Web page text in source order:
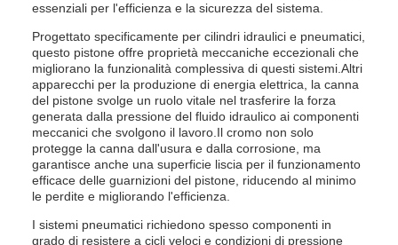
essenziali per l'efficienza e la sicurezza del sistema.
Progettato specificamente per cilindri idraulici e pneumatici,
questo pistone offre proprietà meccaniche eccezionali che
migliorano la funzionalità complessiva di questi sistemi.Altri
apparecchi per la produzione di energia elettrica, la canna
del pistone svolge un ruolo vitale nel trasferire la forza
generata dalla pressione del fluido idraulico ai componenti
meccanici che svolgono il lavoro.Il cromo non solo
protegge la canna dall'usura e dalla corrosione, ma
garantisce anche una superficie liscia per il funzionamento
efficace delle guarnizioni del pistone, riducendo al minimo
le perdite e migliorando l'efficienza.
I sistemi pneumatici richiedono spesso componenti in
grado di resistere a cicli veloci e condizioni di pressione